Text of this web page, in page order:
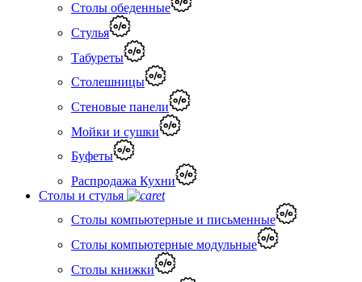
Столы обеденные
Стулья
Табуреты
Столешницы
Стеновые панели
Мойки и сушки
Буфеты
Распродажа Кухни
Столы и стулья
Столы компьютерные и письменные
Столы компьютерные модульные
Столы книжки